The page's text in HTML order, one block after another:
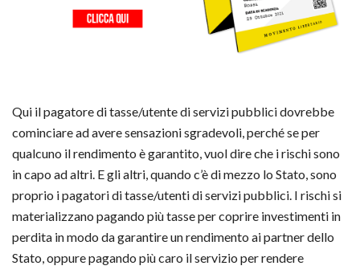
Qui il pagatore di tasse/utente di servizi pubblici dovrebbe
cominciare ad avere sensazioni sgradevoli, perché se per
qualcuno il rendimento è garantito, vuol dire che i rischi sono
in capo ad altri. E gli altri, quando c’è di mezzo lo Stato, sono
proprio i pagatori di tasse/utenti di servizi pubblici. I rischi si
materializzano pagando più tasse per coprire investimenti in
perdita in modo da garantire un rendimento ai partner dello
Stato, oppure pagando più caro il servizio per rendere